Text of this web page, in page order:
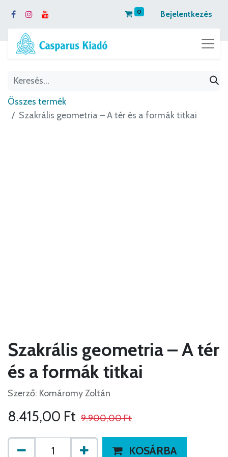
0 Bejelentkezés
Összes termék
Szakrális geometria – A tér és a formák titkai
Szakrális geometria – A tér
és a formák titkai
Szerző: Komáromy Zoltán
8.415,00 Ft 9.900,00Ft
KOSÁRBA